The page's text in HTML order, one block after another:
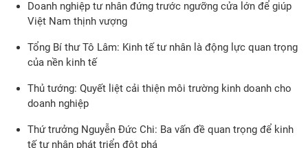
Doanh nghiệp tư nhân đứng trước ngưỡng cửa lớn để giúp
Việt Nam thịnh vượng
Tổng Bí thư Tô Lâm: Kinh tế tư nhân là động lực quan trọng
của nền kinh tế
Thủ tướng: Quyết liệt cải thiện môi trường kinh doanh cho
doanh nghiệp
Thứ trưởng Nguyễn Đức Chi: Ba vấn đề quan trọng để kinh
tế tư nhân phát triển đột phá